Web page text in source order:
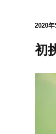
2020年
初